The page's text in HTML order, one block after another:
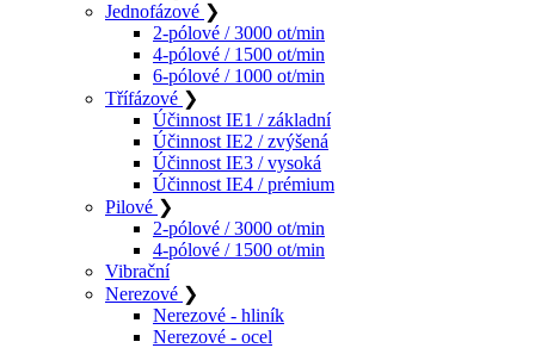
Jednofázové ❯
2-pólové / 3000 ot/min
4-pólové / 1500 ot/min
6-pólové / 1000 ot/min
Třífázové ❯
Účinnost IE1 / základní
Účinnost IE2 / zvýšená
Účinnost IE3 / vysoká
Účinnost IE4 / prémium
Pilové ❯
2-pólové / 3000 ot/min
4-pólové / 1500 ot/min
Vibrační
Nerezové ❯
Nerezové - hliník
Nerezové - ocel